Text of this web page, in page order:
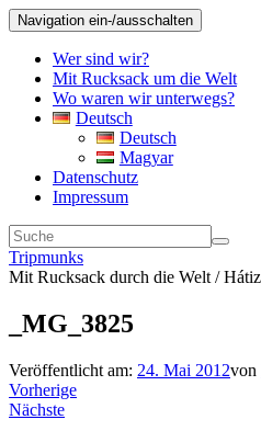
Navigation ein-/ausschalten
Wer sind wir?
Mit Rucksack um die Welt
Wo waren wir unterwegs?
Deutsch
Deutsch
Magyar
Datenschutz
Impressum
Tripmunks
Mit Rucksack durch die Welt /
_MG_3825
Veröffentlicht am: 24. Mai 2012von
Vorherige
Nächste